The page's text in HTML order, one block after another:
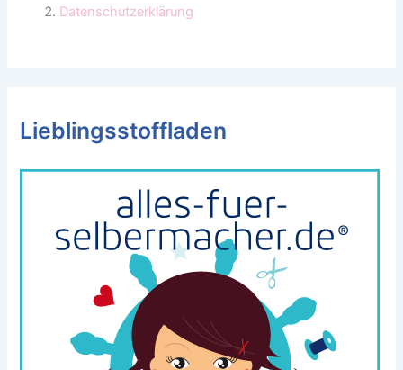
Datenschutzerklärung
Lieblingsstoffladen